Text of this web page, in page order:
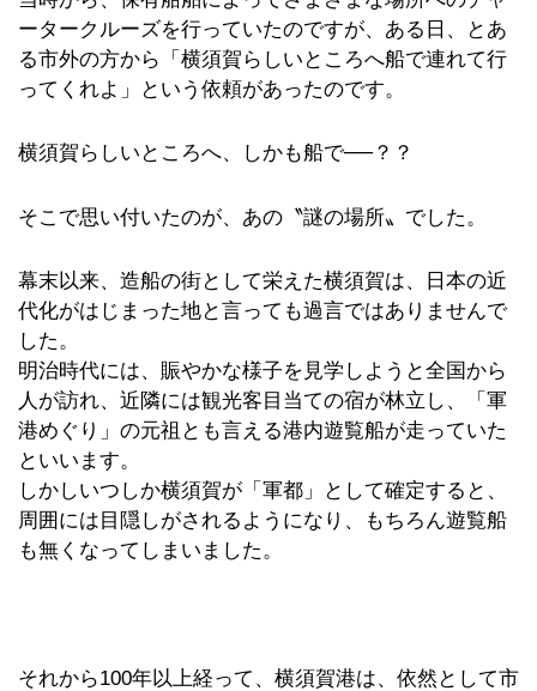
ータークルーズを行っていたのですが、ある日、とあ
る市外の方から「横須賀らしいところへ船で連れて行
ってくれよ」という依頼があったのです。
横須賀らしいところへ、しかも船で──？？
そこで思い付いたのが、あの〝謎の場所〟でした。
幕末以来、造船の街として栄えた横須賀は、日本の近
代化がはじまった地と言っても過言ではありませんで
した。
明治時代には、賑やかな様子を見学しようと全国から
人が訪れ、近隣には観光客目当ての宿が林立し、「軍
港めぐり」の元祖とも言える港内遊覧船が走っていた
といいます。
しかしいつしか横須賀が「軍都」として確定すると、
周囲には目隠しがされるようになり、もちろん遊覧船
も無くなってしまいました。
それから100年以上経って、横須賀港は、依然として市